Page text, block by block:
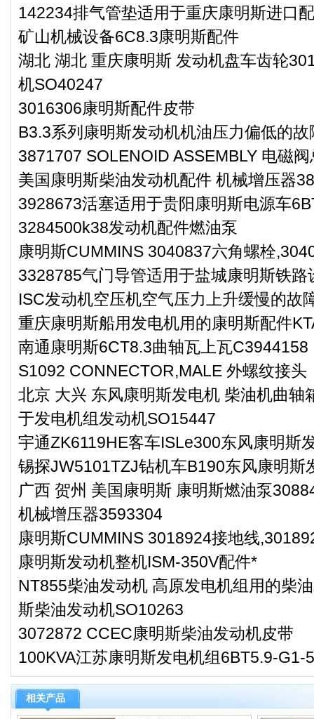
142234排气管垫适用于重庆康明斯进口
矿山机械设备6C8.3康明斯配件
湖北 湖北 重庆康明斯 发动机盘车齿轮
机SO40247
3016306康明斯配件皮带
B3.3系列康明斯发动机机油压力偏低的
3871707 SOLENOID ASSEMBLY 电磁阀
美国康明斯柴油发动机配件 机械增压器
3928673活塞适用于贵阳康明斯电源车
3284500k38发动机配件燃油泵
康明斯CUMMINS 3040837六角螺栓
3328785气门导管适用于盐城康明斯铁路
ISC发动机空压机空气压力上升缓慢的故
重庆康明斯船用发电机用的康明斯配件
南通康明斯6CT8.3曲轴瓦上瓦C3944158
S1092 CONNECTOR,MALE 外螺纹接头
北京 大兴 东风康明斯发电机 柴油机曲轴
于发电机组发动机SO15447
宇通ZK6119HE客车ISLe300东风康明斯
锡探JW5101TZJ钻机车B190东风康明斯
广西 贺州 美国康明斯 康明斯燃油泵
机械增压器3593304
康明斯CUMMINS 3018924接地线
康明斯发动机整机ISM-350V配件*
NT855柴油发动机 高原发电机组用的柴
斯柴油发动机SO10263
3072872 CCEC康明斯柴油发动机皮带
100KVA江苏康明斯发电机组6BT5.9-G1-
相关产品